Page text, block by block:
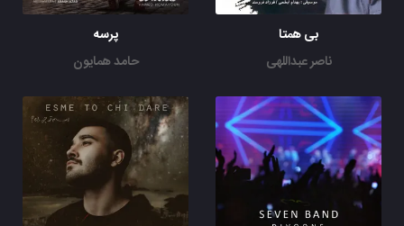
بی همتا
ناصر عبداللهی
پرسه
حامد همایون